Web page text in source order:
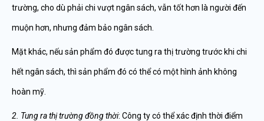
trường, cho dù phải chi vượt ngân sách, vẫn tốt hơn là người đến
muộn hơn, nhưng đảm bảo ngân sách.
Mặt khác, nếu sản phẩm đó được tung ra thị trường trước khi chi
hết ngân sách, thì sản phẩm đó có thể có một hình ảnh không
hoàn mỹ.
2. Tung ra thịtrườngđồng thời: Công ty có thể xác định thời điểm